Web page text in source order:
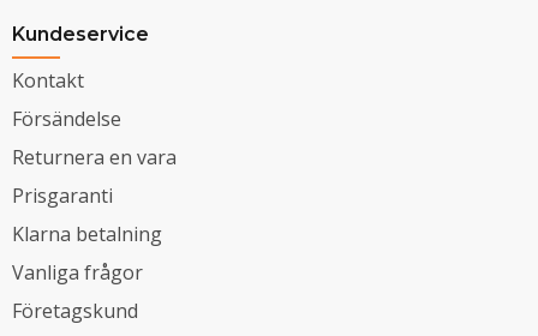
Kundeservice
Kontakt
Försändelse
Returnera en vara
Prisgaranti
Klarna betalning
Vanliga frågor
Företagskund